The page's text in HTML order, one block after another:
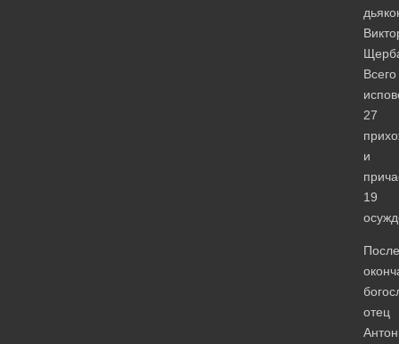
Всего
27
и
19
После
отец